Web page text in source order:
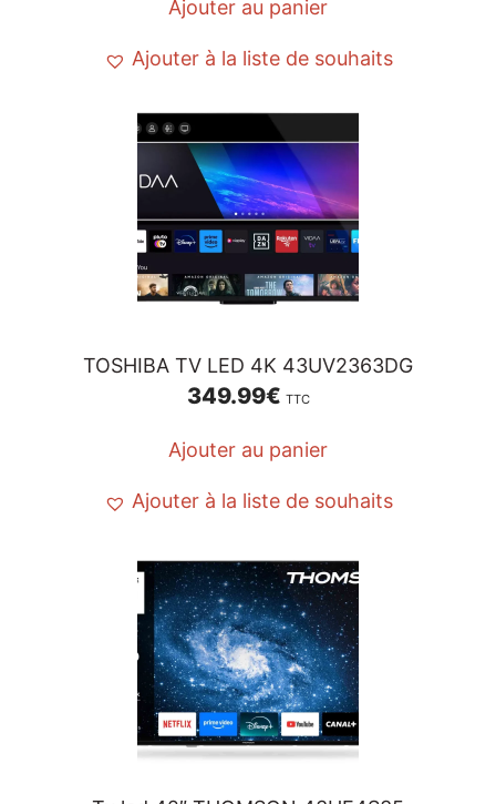
Ajouter au panier
Ajouter à la liste de souhaits
TOSHIBA TV LED 4K 43UV2363DG
349.99€ TTC
Ajouter au panier
Ajouter à la liste de souhaits